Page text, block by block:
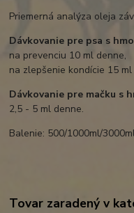
Priemerná analýza oleja
Dávkovanie pre psa s
na prevenciu 10 ml denne,
na zlepšenie kondície 15 ml
Dávkovanie pre mačku s
2,5 - 5 ml denne.
Balenie: 500/1000ml/
Tovar zaradený v